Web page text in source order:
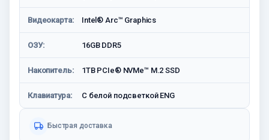
Видеокарта: Intel® Arc™ Graphics
ОЗУ: 16GB DDR5
Накопитель: 1TB PCIe® NVMe™ M.2 SSD
Клавиатура: С белой подсветкой ENG
Быстрая доставка